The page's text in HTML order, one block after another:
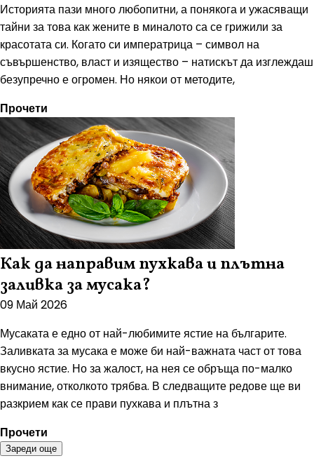
Историята пази много любопитни, а понякога и ужасяващи
тайни за това как жените в миналото са се грижили за
красотата си. Когато си императрица – символ на
съвършенство, власт и изящество – натискът да изглеждаш
безупречно е огромен. Но някои от методите,
Прочети
Как да направим пухкава и плътна
заливка за мусака?
09 Май 2026
Мусаката е едно от най-любимите ястие на българите.
Заливката за мусака е може би най-важната част от това
вкусно ястие. Но за жалост, на нея се обръща по-малко
внимание, отколкото трябва. В следващите редове ще ви
разкрием как се прави пухкава и плътна з
Прочети
Зареди още